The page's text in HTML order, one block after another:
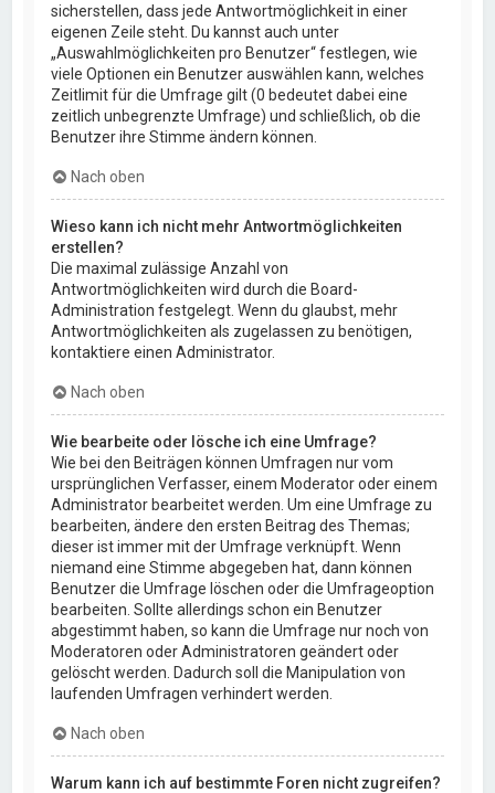
sicherstellen, dass jede Antwortmöglichkeit in einer
eigenen Zeile steht. Du kannst auch unter
„Auswahlmöglichkeiten pro Benutzer“ festlegen, wie
viele Optionen ein Benutzer auswählen kann, welches
Zeitlimit für die Umfrage gilt (0 bedeutet dabei eine
zeitlich unbegrenzte Umfrage) und schließlich, ob die
Benutzer ihre Stimme ändern können.
Nach oben
Wieso kann ich nicht mehr Antwortmöglichkeiten
erstellen?
Die maximal zulässige Anzahl von
Antwortmöglichkeiten wird durch die Board-
Administration festgelegt. Wenn du glaubst, mehr
Antwortmöglichkeiten als zugelassen zu benötigen,
kontaktiere einen Administrator.
Nach oben
Wie bearbeite oder lösche ich eine Umfrage?
Wie bei den Beiträgen können Umfragen nur vom
ursprünglichen Verfasser, einem Moderator oder einem
Administrator bearbeitet werden. Um eine Umfrage zu
bearbeiten, ändere den ersten Beitrag des Themas;
dieser ist immer mit der Umfrage verknüpft. Wenn
niemand eine Stimme abgegeben hat, dann können
Benutzer die Umfrage löschen oder die Umfrageoption
bearbeiten. Sollte allerdings schon ein Benutzer
abgestimmt haben, so kann die Umfrage nur noch von
Moderatoren oder Administratoren geändert oder
gelöscht werden. Dadurch soll die Manipulation von
laufenden Umfragen verhindert werden.
Nach oben
Warum kann ich auf bestimmte Foren nicht zugreifen?